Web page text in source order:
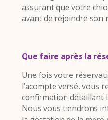
assurant que votre
avant de rejoindre son
Que faire après la
Une fois votre
l’acompte versé, vous
confirmation détaillant
Nous vous tiendrons